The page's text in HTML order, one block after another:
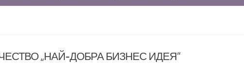
„НАЙ-ДОБРА БИЗНЕС ИДЕЯ“